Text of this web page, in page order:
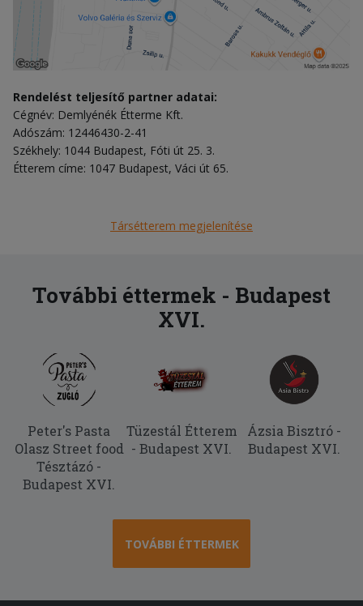
Rendelést teljesítő partner adatai:
Cégnév: Demlyénék Étterme Kft.
Adószám: 12446430-2-41
Székhely: 1044 Budapest, Fóti út 25. 3.
Étterem címe: 1047 Budapest, Váci út 65.
Társétterem megjelenítése
További éttermek - Budapest
XVI.
Peter's Pasta
Olasz Street food
Tésztázó -
Budapest XVI.
Tüzestál Étterem
- Budapest XVI.
Ázsia Bisztró -
Budapest XVI.
TOVÁBBI ÉTTERMEK